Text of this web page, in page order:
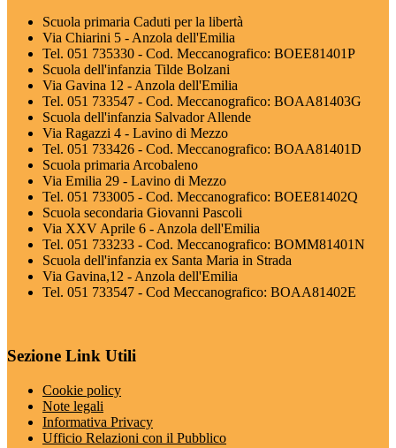
Scuola primaria Caduti per la libertà
Via Chiarini 5 - Anzola dell'Emilia
Tel. 051 735330 - Cod. Meccanografico: BOEE81401P
Scuola dell'infanzia Tilde Bolzani
Via Gavina 12 - Anzola dell'Emilia
Tel. 051 733547 - Cod. Meccanografico: BOAA81403G
Scuola dell'infanzia Salvador Allende
Via Ragazzi 4 - Lavino di Mezzo
Tel. 051 733426 - Cod. Meccanografico: BOAA81401D
Scuola primaria Arcobaleno
Via Emilia 29 - Lavino di Mezzo
Tel. 051 733005 - Cod. Meccanografico: BOEE81402Q
Scuola secondaria Giovanni Pascoli
Via XXV Aprile 6 - Anzola dell'Emilia
Tel. 051 733233 - Cod. Meccanografico: BOMM81401N
Scuola dell'infanzia ex Santa Maria in Strada
Via Gavina,12 - Anzola dell'Emilia
Tel. 051 733547 - Cod Meccanografico: BOAA81402E
Sezione Link Utili
Cookie policy
Note legali
Informativa Privacy
Ufficio Relazioni con il Pubblico